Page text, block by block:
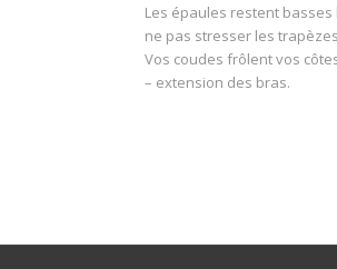
Les épaules restent
ne pas stresser les
Vos coudes frôlent vos
– extension des bras.